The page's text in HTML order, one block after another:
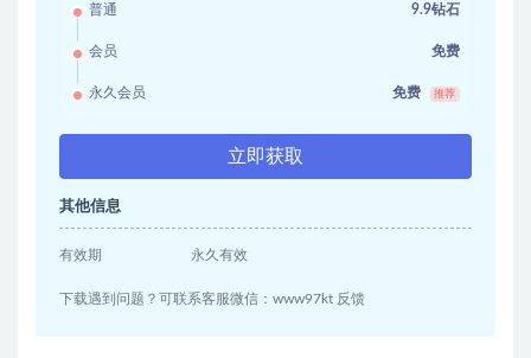
普通 9.9钻石
会员 免费
永久会员 免费 推荐
立即获取
其他信息
有效期 永久有效
下载遇到问题？可联系客服微信：www97kt 反馈